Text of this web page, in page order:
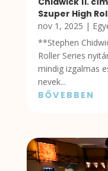
Szuper High
nov 1, 2025 |
**Stephen
Roller Series
mindig izgalmas
nevek...
BŐVEBBEN